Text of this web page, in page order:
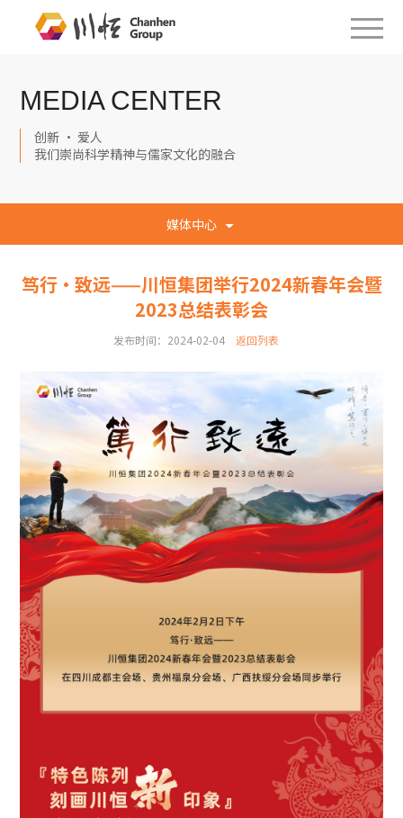
MEDIA CENTER
创新 · 爱人
我们崇尚科学精神与儒家文化的融合
媒体中心
笃行·致远——川恒集团举行2024新春年会暨
2023总结表彰会
发布时间：2024-02-04 返回列表